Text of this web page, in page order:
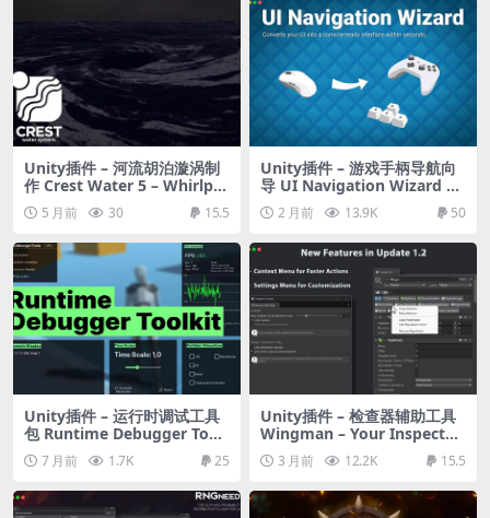
Unity插件 – 河流胡泊漩涡制
作 Crest Water 5 – Whirlpo
ol 5 月前 30 15.5
Unity插件 – 游戏手柄导航向
导 UI Navigation Wizard –
Gamepad / Keyboard Navi
gation & Selection
2 月前 13.9K 50
Unity插件 – 运行时调试工具
包 Runtime Debugger Tool
kit7 月前 1.7K 25
Unity插件 – 检查器辅助工具
Wingman – Your Inspecto
r’s Best Friend
3 月前 12.2K 15.5